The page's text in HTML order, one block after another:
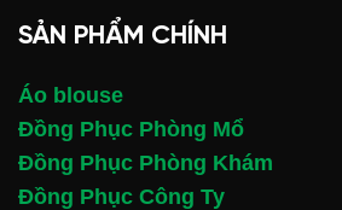
SẢN PHẨM CHÍNH
Áo blouse
Đồng Phục Phòng Mổ
Đồng Phục Phòng Khám
Đồng Phục Công Ty